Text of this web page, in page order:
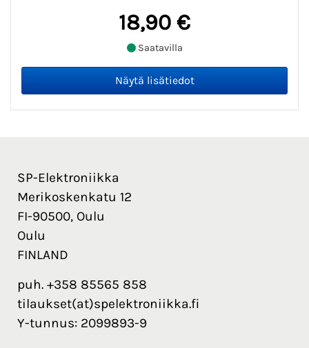
18,90 €
Saatavilla
SP-Elektroniikka
Merikoskenkatu 12
FI-90500, Oulu
Oulu
FINLAND
puh. +358 85565 858
tilaukset(at)spelektroniikka.fi
Y-tunnus: 2099893-9